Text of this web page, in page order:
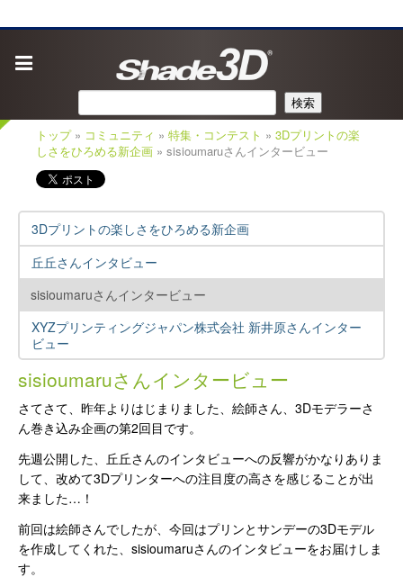
検索
トップ» コミュニティ » 特集・コンテスト » 3Dプリントの楽
しさをひろめる新企画 » sisioumaruさんインタービュー
3Dプリントの楽しさをひろめる新企画
丘丘さんインタビュー
sisioumaruさんインタービュー
XYZプリンティングジャパン株式会社 新井原さんインター
ビュー
sisioumaruさんインタービュー
さてさて、昨年よりはじまりました、絵師さん、3Dモデラーさ
ん巻き込み企画の第2回目です。
先週公開した、丘丘さんのインタビューへの反響がかなりありま
して、改めて3Dプリンターへの注目度の高さを感じることが出
来ました…！
前回は絵師さんでしたが、今回はプリンとサンデーの3Dモデル
を作成してくれた、sisioumaruさんのインタビューをお届けしま
す。